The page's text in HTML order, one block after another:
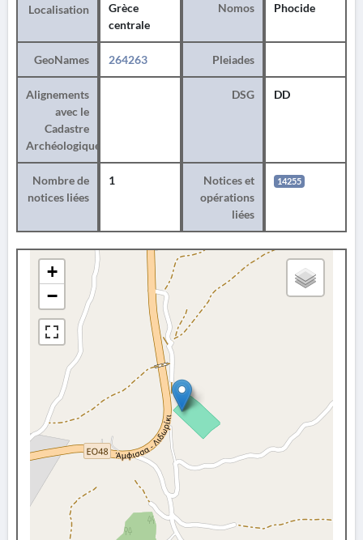
Localisation
Grèce
centrale
Nomos Phocide
GeoNames 264263 Pleiades
Alignements
avec le
Cadastre
Archéologique
DSG DD
Nombre de
notices liées
1
Notices et
opérations
liées
14255
+
−